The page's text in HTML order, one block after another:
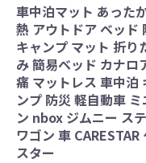
車中泊マット あった
熱 アウトドア ベッド
キャンプ マット 折り
み 簡易ベッド カナロ
痛 マットレス 車中泊
ンプ 防災 軽自動車
ン nbox ジムニー ス
ワゴン 車 CARESTAR
スター